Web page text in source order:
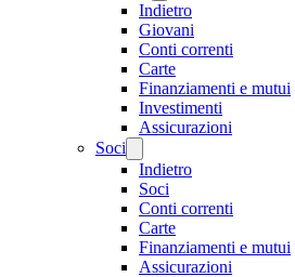
Indietro
Giovani
Conti correnti
Carte
Finanziamenti e mutui
Investimenti
Assicurazioni
Soci
Indietro
Soci
Conti correnti
Carte
Finanziamenti e mutui
Assicurazioni